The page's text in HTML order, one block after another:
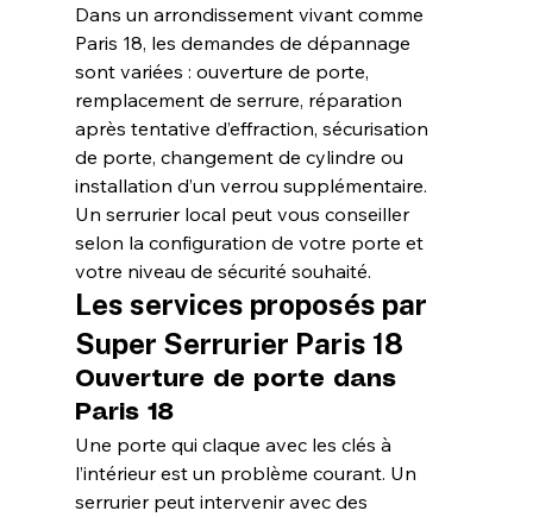
Dans un arrondissement vivant comme
Paris 18, les demandes de dépannage
sont variées : ouverture de porte,
remplacement de serrure, réparation
après tentative d’effraction, sécurisation
de porte, changement de cylindre ou
installation d’un verrou supplémentaire.
Un serrurier local peut vous conseiller
selon la configuration de votre porte et
votre niveau de sécurité souhaité.
Les services proposés par
Super Serrurier Paris 18
Ouverture de porte dans
Paris 18
Une porte qui claque avec les clés à
l’intérieur est un problème courant. Un
serrurier peut intervenir avec des